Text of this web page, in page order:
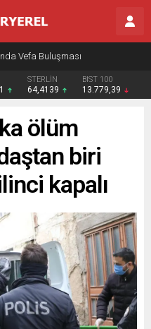
Vefa Buluşması
STERLİN
64,4139
BIST 100
13.779,39
ölüm
biri
kapalı